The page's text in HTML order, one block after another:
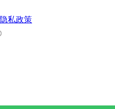
隐私政策